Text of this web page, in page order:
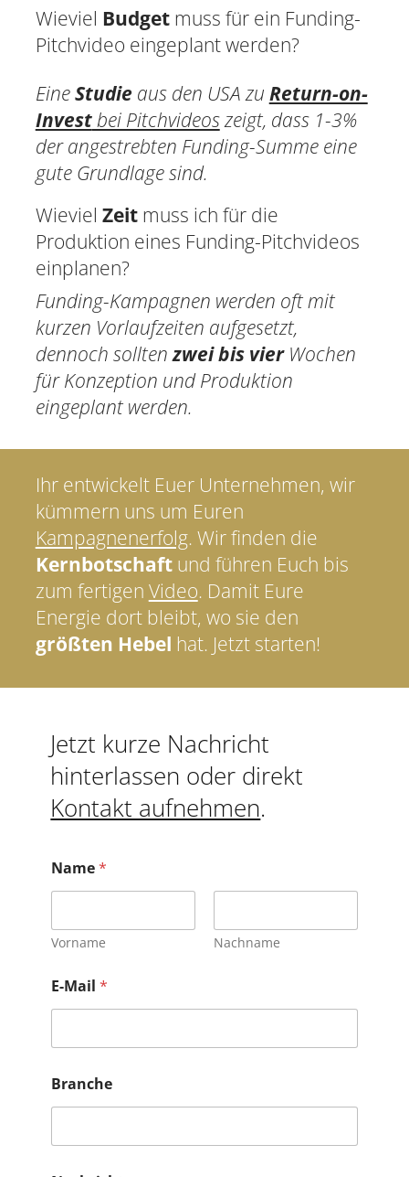
Wieviel Budgetmuss für ein Funding-
Pitchvideo eingeplant werden?
EineStudieaus den USA zu Return-on-
Investbei Pitchvideoszeigt, dass 1-3%
der angestrebten Funding-Summe eine
gute Grundlage sind.
Wieviel Zeitmuss ich für die
Produktion eines Funding-Pitchvideos
einplanen?
Funding-Kampagnen werden oft mit
kurzen Vorlaufzeiten aufgesetzt,
dennoch solltenzwei bis vierWochen
für Konzeption und Produktion
eingeplant werden.
Ihr entwickelt Euer Unternehmen, wir
kümmern uns um Euren
Kampagnenerfolg. Wir finden die
Kernbotschaftund führen Euch bis
zum fertigen Video. Damit Eure
Energie dort bleibt, wo sie den
größten Hebel hat. Jetzt starten!
Jetzt kurze Nachricht
hinterlassen oder direkt
Kontakt aufnehmen.
Name*
Vorname Nachname
E-Mail*
Branche